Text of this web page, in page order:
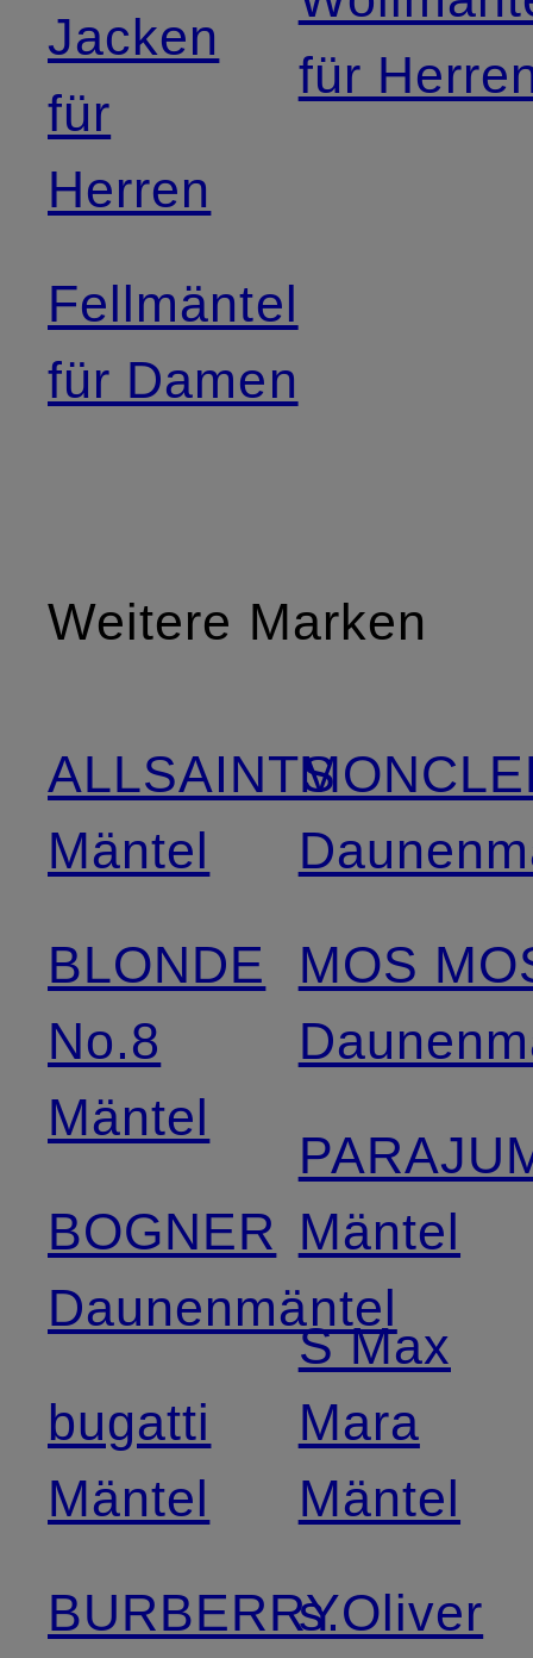
Jacken
für
Herren
Fellmäntel
für Damen
für
Weitere Marken
ALLSAINTS
Mäntel
BLONDE
No.8
Mäntel
BOGNER
Daunenmäntel
bugatti
Mäntel
BURBERRY
MOS
Mäntel
S Max
Mara
Mäntel
s.Oliver